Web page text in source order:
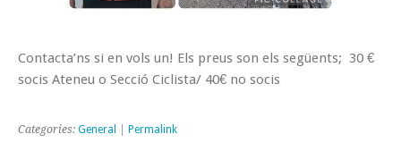
Contacta’ns si en vols un! Els preus son els següents; 30 €
socis Ateneu o Secció Ciclista/ 40€ no socis
Categories: General Permalink